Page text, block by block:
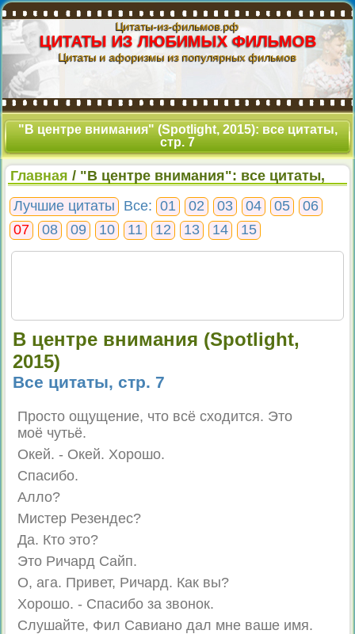
Цитаты-из-фильмов.рф
ЦИТАТЫ ИЗ ЛЮБИМЫХ ФИЛЬМОВ
Цитаты и афоризмы из популярных фильмов
"В центре внимания" (Spotlight, 2015): все цитаты,
стр. 7
Главная / "В центре внимания": все цитаты,
стр. 7
Лучшие цитаты
Все: 01 02 03 04 05
06
07
08 09 10 11 12 13 14 15
В центре внимания (Spotlight,
2015)
Все цитаты, стр. 7
Просто ощущение, что всё сходится. Это
моё чутьё.
Окей. - Окей. Хорошо.
Спасибо.
Алло?
Мистер Резендес?
Да. Кто это?
Это Ричард Сайп.
О, ага. Привет, Ричард. Как вы?
Хорошо. - Спасибо за звонок.
Слушайте, Фил Савиано дал мне ваше имя.